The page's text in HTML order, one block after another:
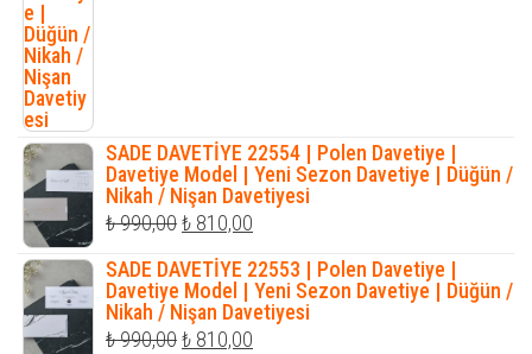
SADE DAVETİYE 22554 | Polen Davetiye |
Davetiye Model | Yeni Sezon Davetiye | Düğün /
Nikah / Nişan Davetiyesi
₺990,00Orijinal
fiyat:
₺ 990,00.
₺ 810,00
fiyat:
₺ 810,00.
SADE DAVETİYE 22553 | Polen Davetiye |
Davetiye Model | Yeni Sezon Davetiye | Düğün /
Nikah / Nişan Davetiyesi
₺990,00Orijinal
₺ 810,00